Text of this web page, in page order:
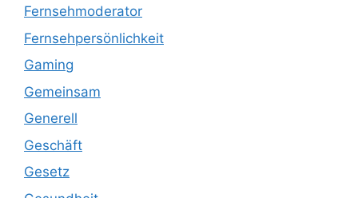
Fernsehmoderator
Fernsehpersönlichkeit
Gaming
Gemeinsam
Generell
Geschäft
Gesetz